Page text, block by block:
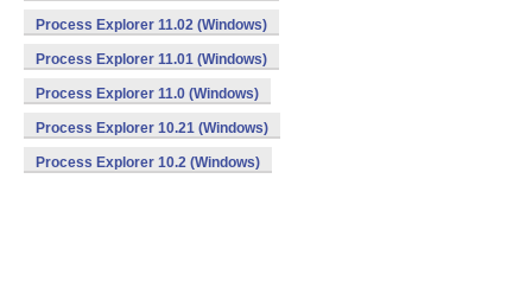
Process Explorer 11.02 (Windows)
Process Explorer 11.01 (Windows)
Process Explorer 11.0 (Windows)
Process Explorer 10.21 (Windows)
Process Explorer 10.2 (Windows)